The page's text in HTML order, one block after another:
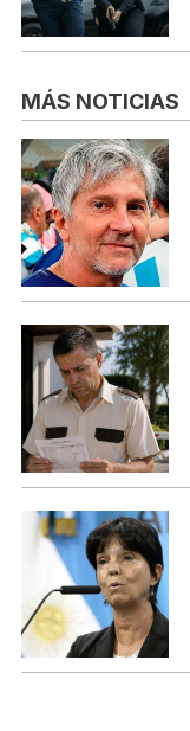
MÁS NOTICIAS